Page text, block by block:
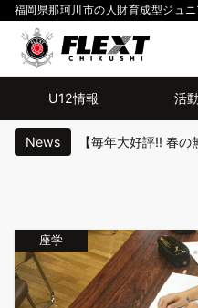
福岡県那珂川市の人財育成型ジュ
U12情報 活
News
座学